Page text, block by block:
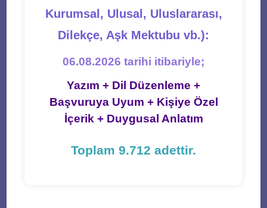
Kurumsal, Ulusal, Uluslararası,
Dilekçe, Aşk Mektubu vb.):
06.08.2026 tarihi itibariyle;
Yazım + Dil Düzenleme +
Başvuruya Uyum + Kişiye Özel
İçerik + Duygusal Anlatım
Toplam 9.712 adettir.